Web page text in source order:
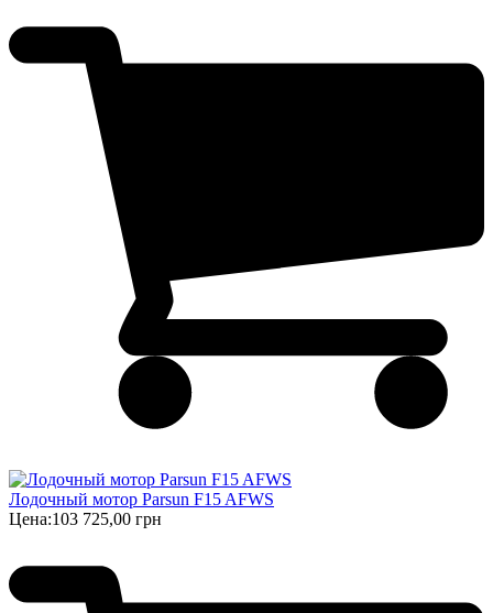
Лодочный мотор Parsun F15 AFWS
Цена:103 725,00 грн